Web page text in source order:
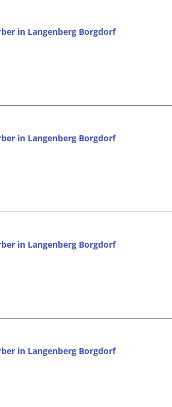
in Langenberg Borgdorf
in Langenberg Borgdorf
in Langenberg Borgdorf
in Langenberg Borgdorf